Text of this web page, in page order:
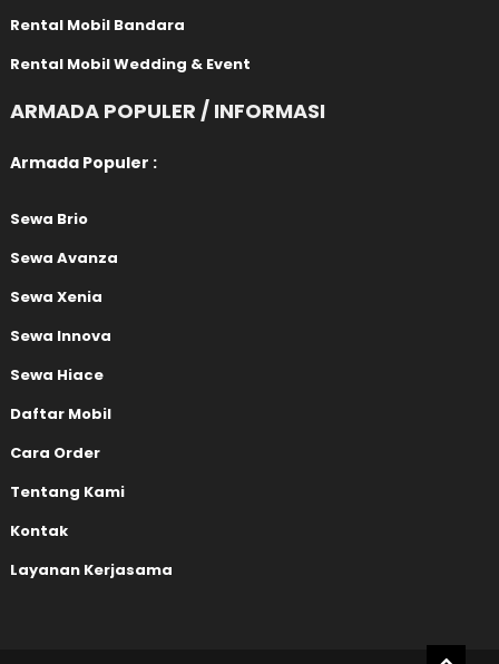
Rental Mobil Bandara
Rental Mobil Wedding & Event
ARMADA POPULER / INFORMASI
Armada Populer :
Sewa Brio
Sewa Avanza
Sewa Xenia
Sewa Innova
Sewa Hiace
Daftar Mobil
Cara Order
Tentang Kami
Kontak
Layanan Kerjasama